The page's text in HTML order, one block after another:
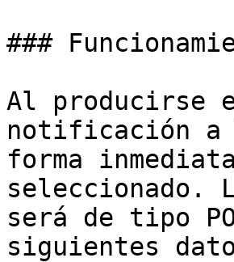
###
Al producirse
notificación a
forma
seleccionado.
será de tipo
siguientes